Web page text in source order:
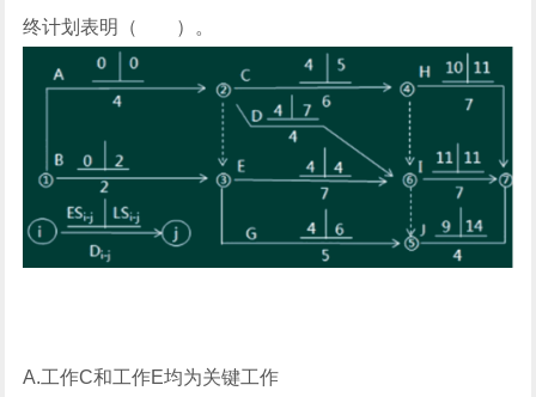
终计划表明（ ）。
A.工作C和工作E均为关键工作